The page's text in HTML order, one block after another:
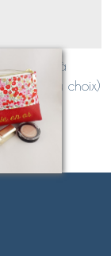
Juliette à
(tissu au choix)
de 25